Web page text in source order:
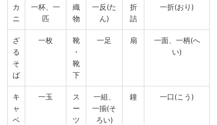
カ
ニ
一杯、一
匹
織
物
一反(た
ん)
折
詰
一折(おり)
ざ
る
そ
ば
一枚
靴
・
靴
下
一足 扇
一面、一柄(へ
い)
キ
ャ
ベ
一玉
ス
ー
ツ
一組、
一揃(そ
ろい)
鐘 一口(こう)